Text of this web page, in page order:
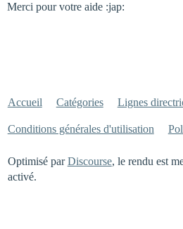
Merci pour votre aide :jap:
Accueil Catégories Lignes
Conditions générales d'utilisation
Optimisé parDiscourse, le rendu est
activé.